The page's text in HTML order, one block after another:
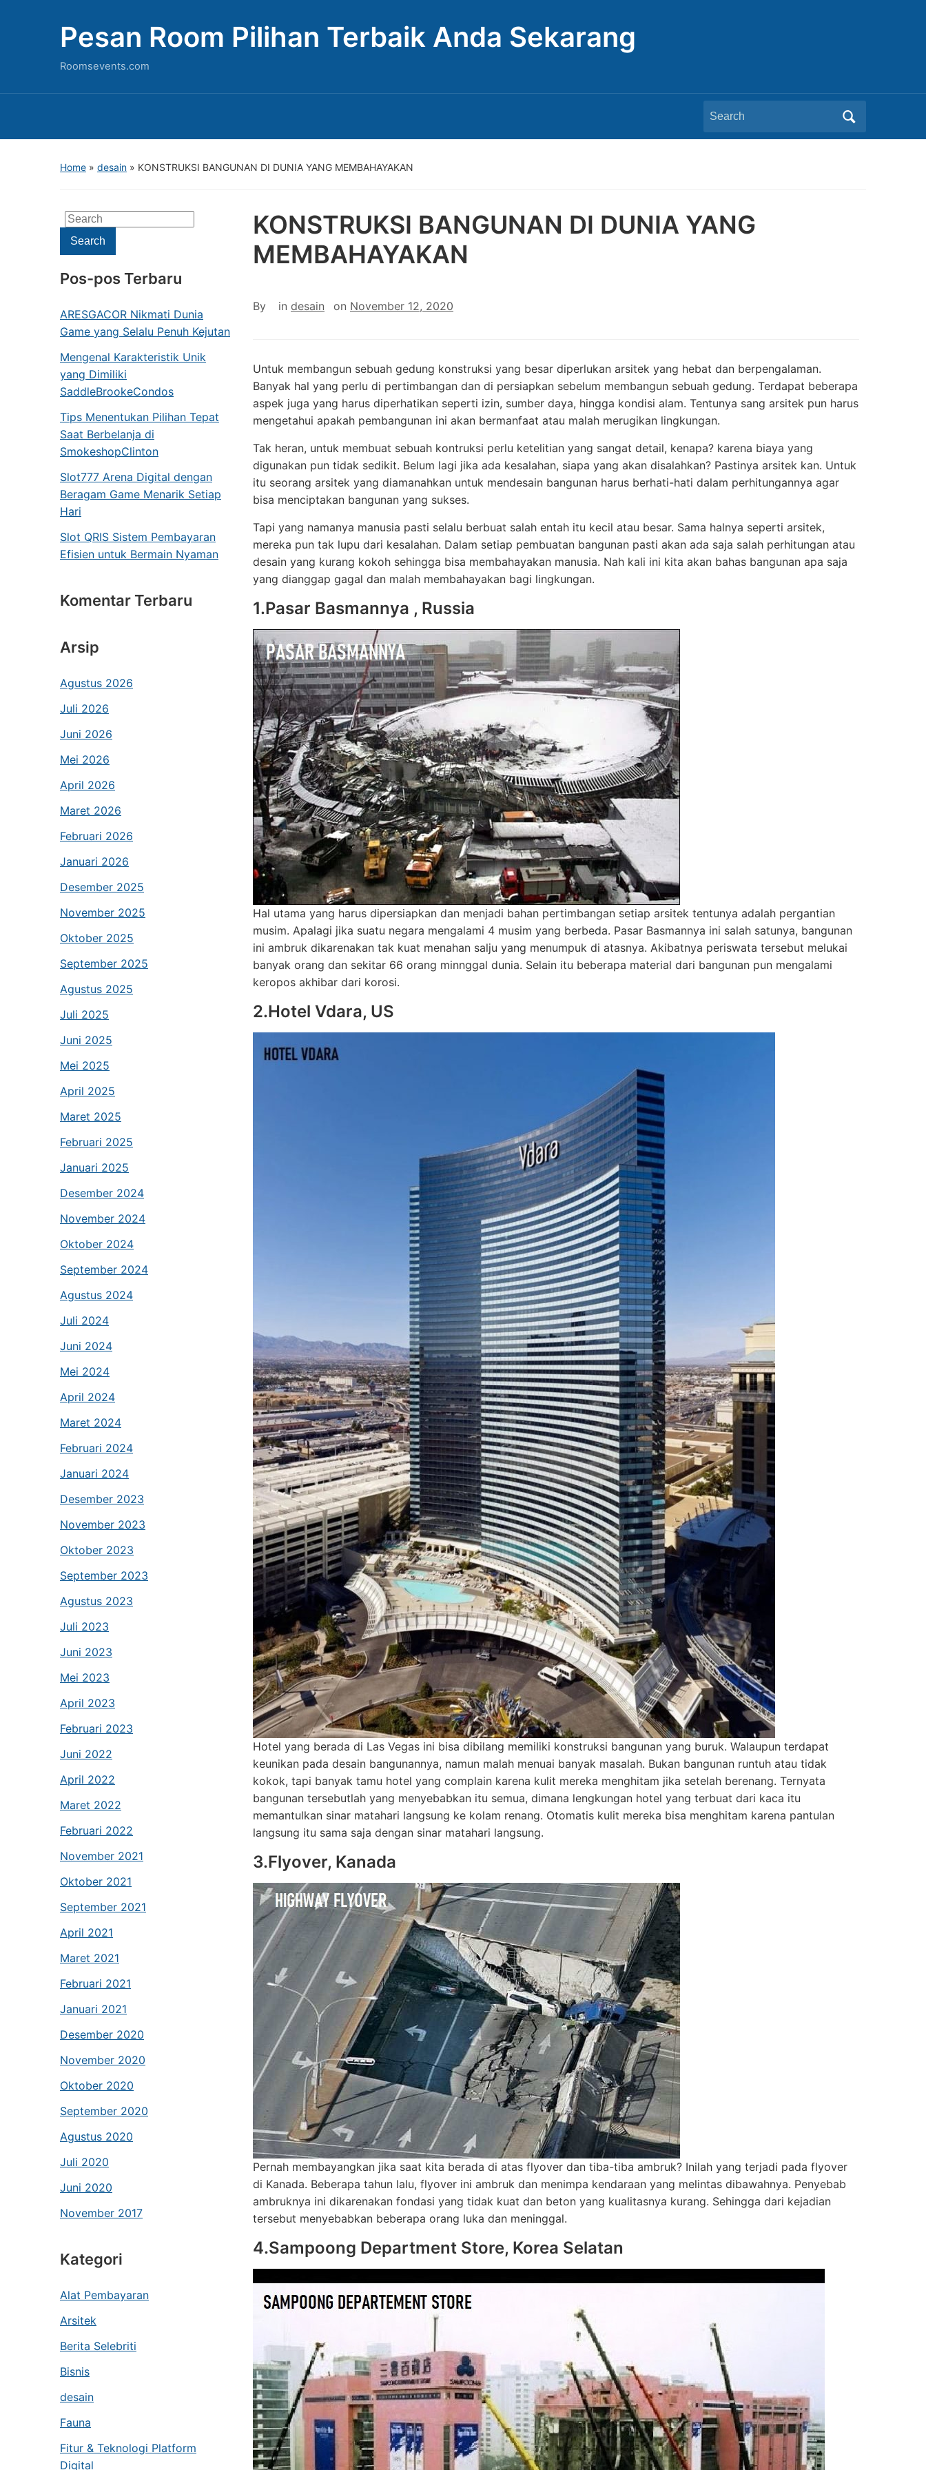
Pesan Room Pilihan Terbaik Anda Sekarang
Roomsevents.com
Search
for:
Home » desain » KONSTRUKSI BANGUNAN DI DUNIA YANG MEMBAHAYAKAN
Search
for:Search
Pos-pos Terbaru
ARESGACOR Nikmati Dunia
Game yang Selalu Penuh Kejutan
Mengenal Karakteristik Unik
yang Dimiliki
SaddleBrookeCondos
Tips Menentukan Pilihan Tepat
Saat Berbelanja di
SmokeshopClinton
Slot777 Arena Digital dengan
Beragam Game Menarik Setiap
Hari
Slot QRIS Sistem Pembayaran
Efisien untuk Bermain Nyaman
Komentar Terbaru
Arsip
Agustus 2026
Juli 2026
Juni 2026
Mei 2026
April 2026
Maret 2026
Februari 2026
Januari 2026
Desember 2025
November 2025
Oktober 2025
September 2025
Agustus 2025
Juli 2025
Juni 2025
Mei 2025
April 2025
Maret 2025
Februari 2025
Januari 2025
Desember 2024
November 2024
Oktober 2024
September 2024
Agustus 2024
Juli 2024
Juni 2024
Mei 2024
April 2024
Maret 2024
Februari 2024
Januari 2024
Desember 2023
November 2023
Oktober 2023
September 2023
Agustus 2023
Juli 2023
Juni 2023
Mei 2023
April 2023
Februari 2023
Juni 2022
April 2022
Maret 2022
Februari 2022
November 2021
Oktober 2021
September 2021
April 2021
Maret 2021
Februari 2021
Januari 2021
Desember 2020
November 2020
Oktober 2020
September 2020
Agustus 2020
Juli 2020
Juni 2020
November 2017
Kategori
Alat Pembayaran
Arsitek
Berita Selebriti
Bisnis
desain
Fauna
Fitur & Teknologi Platform
Digital
KONSTRUKSI BANGUNAN DI DUNIA YANG
MEMBAHAYAKAN
By in desain on November 12, 2020
Untuk membangun sebuah gedung konstruksi yang besar diperlukan arsitek yang hebat dan berpengalaman.
Banyak hal yang perlu di pertimbangan dan di persiapkan sebelum membangun sebuah gedung. Terdapat beberapa
aspek juga yang harus diperhatikan seperti izin, sumber daya, hingga kondisi alam. Tentunya sang arsitek pun harus
mengetahui apakah pembangunan ini akan bermanfaat atau malah merugikan lingkungan.
Tak heran, untuk membuat sebuah kontruksi perlu ketelitian yang sangat detail, kenapa? karena biaya yang
digunakan pun tidak sedikit. Belum lagi jika ada kesalahan, siapa yang akan disalahkan? Pastinya arsitek kan. Untuk
itu seorang arsitek yang diamanahkan untuk mendesain bangunan harus berhati-hati dalam perhitungannya agar
bisa menciptakan bangunan yang sukses.
Tapi yang namanya manusia pasti selalu berbuat salah entah itu kecil atau besar. Sama halnya seperti arsitek,
mereka pun tak lupu dari kesalahan. Dalam setiap pembuatan bangunan pasti akan ada saja salah perhitungan atau
desain yang kurang kokoh sehingga bisa membahayakan manusia. Nah kali ini kita akan bahas bangunan apa saja
yang dianggap gagal dan malah membahayakan bagi lingkungan.
1.Pasar Basmannya , Russia
Hal utama yang harus dipersiapkan dan menjadi bahan pertimbangan setiap arsitek tentunya adalah pergantian
musim. Apalagi jika suatu negara mengalami 4 musim yang berbeda. Pasar Basmannya ini salah satunya, bangunan
ini ambruk dikarenakan tak kuat menahan salju yang menumpuk di atasnya. Akibatnya periswata tersebut melukai
banyak orang dan sekitar 66 orang minnggal dunia. Selain itu beberapa material dari bangunan pun mengalami
keropos akhibar dari korosi.
2.Hotel Vdara, US
Hotel yang berada di Las Vegas ini bisa dibilang memiliki konstruksi bangunan yang buruk. Walaupun terdapat
keunikan pada desain bangunannya, namun malah menuai banyak masalah. Bukan bangunan runtuh atau tidak
kokok, tapi banyak tamu hotel yang complain karena kulit mereka menghitam jika setelah berenang. Ternyata
bangunan tersebutlah yang menyebabkan itu semua, dimana lengkungan hotel yang terbuat dari kaca itu
memantulkan sinar matahari langsung ke kolam renang. Otomatis kulit mereka bisa menghitam karena pantulan
langsung itu sama saja dengan sinar matahari langsung.
3.Flyover, Kanada
Pernah membayangkan jika saat kita berada di atas flyover dan tiba-tiba ambruk? Inilah yang terjadi pada flyover
di Kanada. Beberapa tahun lalu, flyover ini ambruk dan menimpa kendaraan yang melintas dibawahnya. Penyebab
ambruknya ini dikarenakan fondasi yang tidak kuat dan beton yang kualitasnya kurang. Sehingga dari kejadian
tersebut menyebabkan beberapa orang luka dan meninggal.
4.Sampoong Department Store, Korea Selatan